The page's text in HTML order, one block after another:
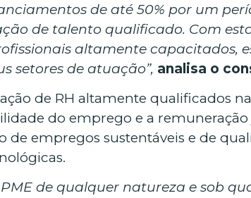
de até 50% por um
de talento qualificado. Com
altamente capacitados,
setores de atuação”, analisa o
de RH altamente qualificados
do emprego e a
empregos sustentáveis e de
de qualquer natureza e sob